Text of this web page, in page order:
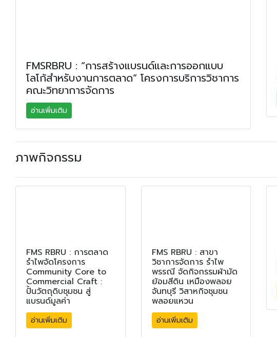
FMSRBRU : “การสร้างแบรนด์และการออกแบบ
โลโก้สำหรับงานการตลาด” โครงการบริการวิชาการ
คณะวิทยาการจัดการ
อ่านเพิ่มเติม
ภาพกิจกรรม
FMS RBRU : การตลาด
รำไพจัดโครงการ
Community Core to
Commercial Craft :
ปั้นวัตถุดิบชุมชน สู่
แบรนด์มูลค่า
อ่านเพิ่มเติม
FMS RBRU : สาขา
วิชาการจัดการ รำไพ
พรรณี จัดกิจกรรมผ้ามัด
ย้อมสีดิน เหมืองพลอย
จันทบุรี วิสาหกิจชุมชน
พลอยแหวน
อ่านเพิ่มเติม